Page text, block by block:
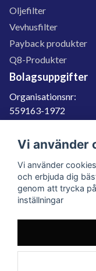
Oljefilter
Vevhusfilter
Payback produkter
Q8-Produkter
Bolagsuppgifter
Organisationsnr:
559163-1972
SE559163197201
060-566 800
info@filter.se
559163-1972
© 2023 Filter.se, All rights
Vi använder
Vi använder
och erbjuda dig
genom att trycka
inställningar